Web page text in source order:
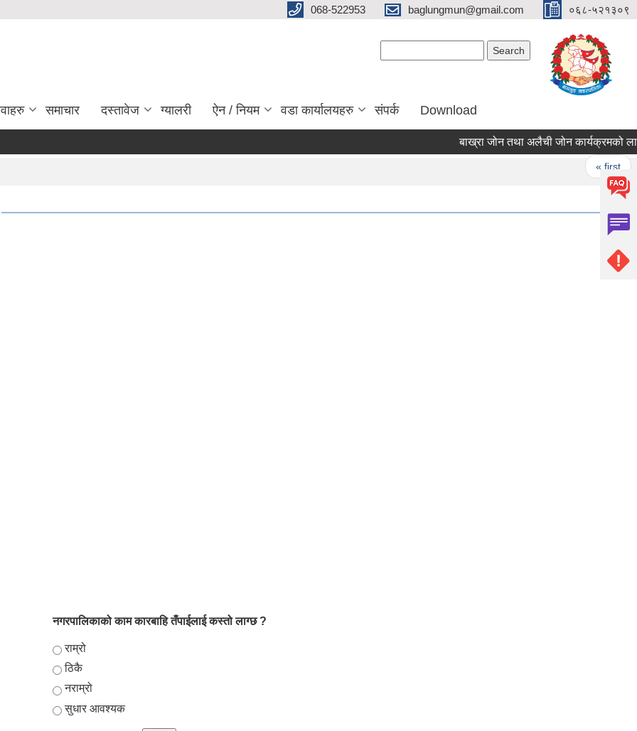
068-522953 baglungmun@gmail.com ०६८-५२१३०९
समाचार दस्तावेज ग्यालरी ऐन / नियम वडा कार्यालयहरु संपर्क Download
बाख्रा जोन तथा अलैची जोन कार्यक्रमको लागि
« first
नगरपालिकाको काम कारबाहि तँपाईलाई कस्तो लाग्छ ?
Choices
राम्रो
ठिकै
नराम्रो
सुधार आवश्यक